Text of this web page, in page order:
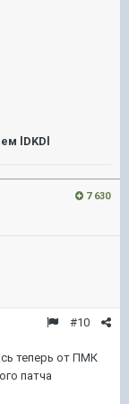
lDKDl
7 630
#10
теперь от ПМК
патча